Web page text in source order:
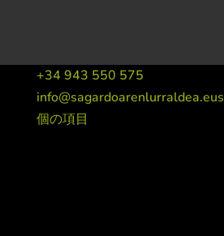
+34 943 550 575
info@sagardoarenlurraldea.eus
個の項目